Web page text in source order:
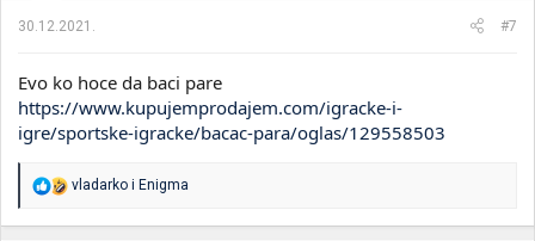
:
30.12.2021. #7
Evo ko hoce da baci pare
https://www.kupujemprodajem.com/igracke-i-
igre/sportske-igracke/bacac-para/oglas/129558503
R
a
vladarko i Enigma